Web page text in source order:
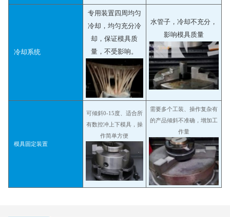
冷却系统
专用装置四周均匀
冷却，均匀充分冷
却，保证模具质
量，不受影响。
水管子，冷却不充分，
影响模具质量
模具固定装置
可倾斜0-15度、适合所
有数控冲上下模具，操
作简单方便
需要多个工装、操作复杂有
的产品倾斜不准确，增加工
作量